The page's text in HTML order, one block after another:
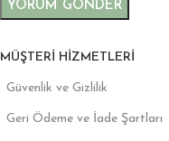
MÜŞTERI HIZMETLERI
Güvenlik ve Gizlilik
Geri Ödeme ve İade Şartları